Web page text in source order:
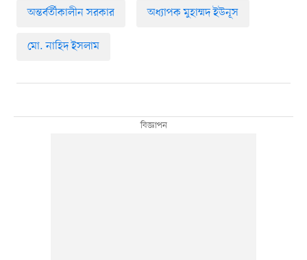
অন্তর্বর্তীকালীন সরকার অধ্যাপক মুহাম্মদ ইউনূস
মো. নাহিদ ইসলাম